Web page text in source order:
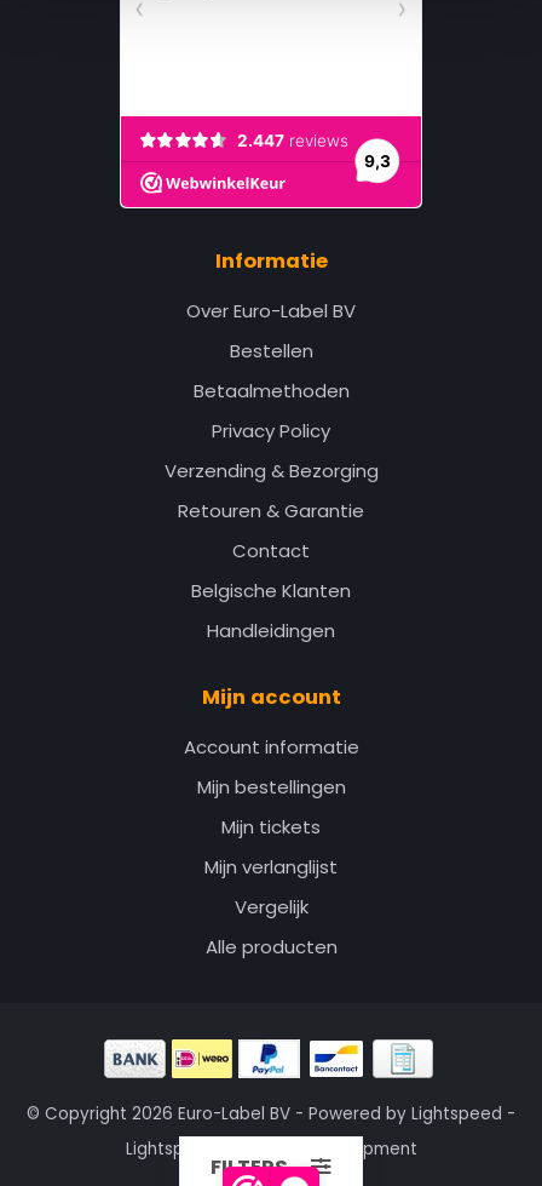
Informatie
Over Euro-Label BV
Bestellen
Betaalmethoden
Privacy Policy
Verzending & Bezorging
Retouren & Garantie
Contact
Belgische Klanten
Handleidingen
Mijn account
Account informatie
Mijn bestellingen
Mijn tickets
Mijn verlanglijst
Vergelijk
Alle producten
© Copyright 2026 Euro-Label BV - Powered by Lightspeed -
Lightspeed design
Dyvelopment
FILTERS